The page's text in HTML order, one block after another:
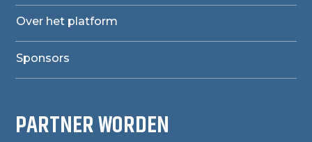
Over het platform
Sponsors
PARTNER WORDEN